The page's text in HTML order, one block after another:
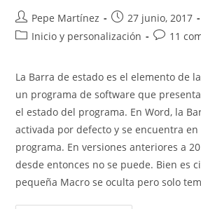
Autor
de
Pepe Martínez
Publicación
de
27 junio, 2017
Categoría
entrada:
Inicio y personalización
entrada:
11
La Barra de estado es el elemento de
un programa de software que
el estado del programa. En Word, la
activada por defecto y se encuentra
programa. En versiones anteriores a
desde entonces no se puede. Bien es
pequeña Macro se oculta pero solo